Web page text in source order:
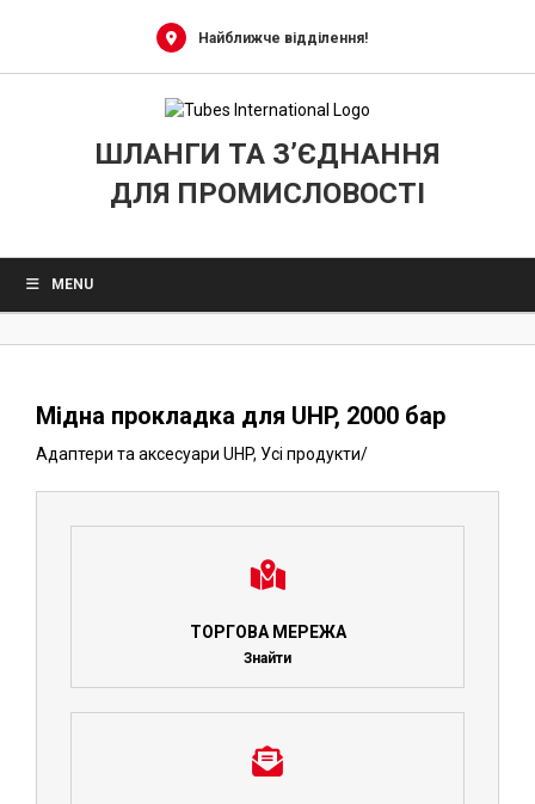
Найближче відділення!
ШЛАНГИ ТА З’ЄДНАННЯ
ДЛЯ ПРОМИСЛОВОСТІ
MENU
Мідна прокладка для UHP, 2000 бар
Адаптери та аксесуари UHP, Усі продукти/
ТОРГОВА МЕРЕЖА
Знайти